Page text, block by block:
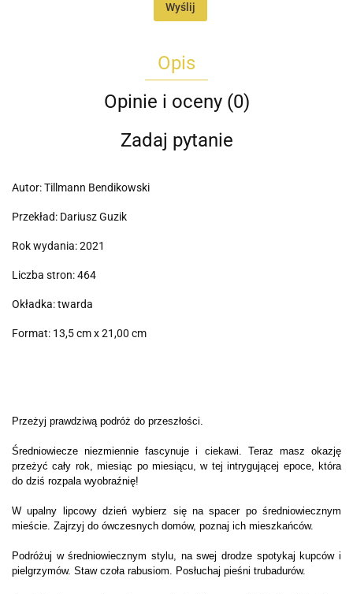
Wyślij
Opis
Opinie i oceny (0)
Zadaj pytanie
Autor: Tillmann Bendikowski
Przekład: Dariusz Guzik
Rok wydania: 2021
Liczba stron: 464
Okładka: twarda
Format: 13,5 cm x 21,00 cm
Przeżyj prawdziwą podróż do przeszłości.
Średniowiecze niezmiennie fascynuje i ciekawi. Teraz masz okazję
przeżyć cały rok, miesiąc po miesiącu, w tej intrygującej epoce, która
do dziś rozpala wyobraźnię!
W upalny lipcowy dzień wybierz się na spacer po średniowiecznym
mieście. Zajrzyj do ówczesnych domów, poznaj ich mieszkańców.
Podróżuj w średniowiecznym stylu, na swej drodze spotykaj kupców i
pielgrzymów. Staw czoła rabusiom. Posłuchaj pieśni trubadurów.